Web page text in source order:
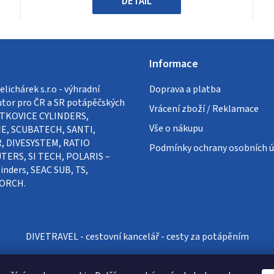
s.r.o - výhradní
pro ČR a SR potápěčských
CYLINDERS,
SCUBATECH, SANTI,
DIVESYSTEM, RATIO
SI TECH, POLARIS –
SEAC SUB, TS,
Informace
Doprava a platba
Vrácení zboží / Reklamace
Vše o nákupu
Podmínky ochrany osobních
DIVETRAVEL - cestovní kancelář - cesty za potápěním